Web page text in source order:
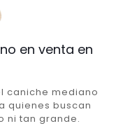
en venta en
caniche mediano
quienes buscan
ni tan grande.